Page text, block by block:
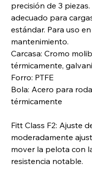
precisión de 3
adecuado para
estándar. Para uso
mantenimiento.
Carcasa: Cromo
térmicamente,
Forro: PTFE
Bola: Acero para
térmicamente
Fitt Class F2: Ajuste
moderadamente
mover la pelota con
resistencia notable.